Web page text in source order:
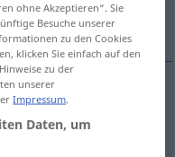
ohne Akzeptieren“. Sie
Besuche unserer
zu den Cookies
klicken Sie einfach auf den
zu der
unserer
Impressum.
Daten, um